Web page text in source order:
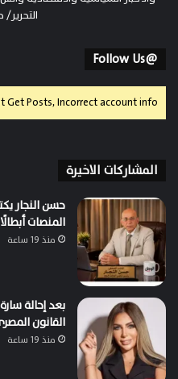
@Follow Us
Get Posts, Incorrect account info.
المشاركات الاخيرة
حسن النجار
المنصات
منذ 19 ساعة
القانون
منذ 19 ساعة